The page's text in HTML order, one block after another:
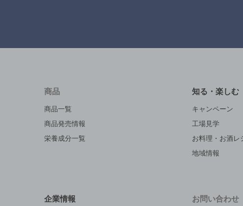
商品
商品一覧
商品発売情報
栄養成分一覧
知る・楽しむ
キャンペーン
工場見学
お料理・お酒レ
地域情報
企業情報 お問い合わせ